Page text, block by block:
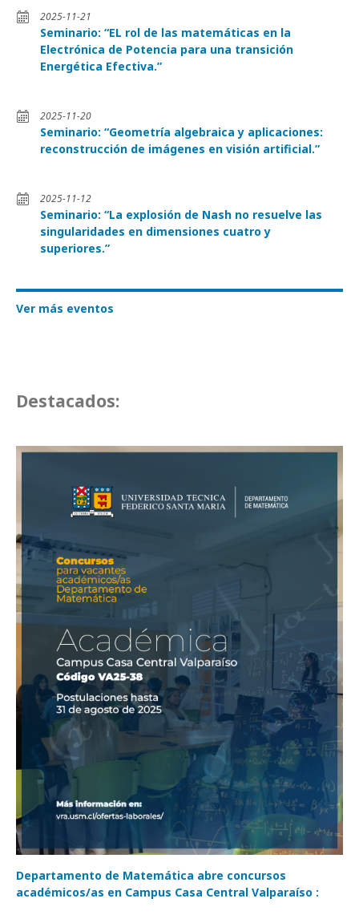
2025-11-21
Seminario: “EL rol de las matemáticas en la
Electrónica de Potencia para una transición
Energética Efectiva.”
2025-11-20
Seminario: “Geometría algebraica y aplicaciones:
reconstrucción de imágenes en visión artificial.”
2025-11-12
Seminario: “La explosión de Nash no resuelve las
singularidades en dimensiones cuatro y
superiores.”
Ver más eventos
Destacados:
Departamento de Matemática abre concursos
académicos/as en Campus Casa Central Valparaíso :